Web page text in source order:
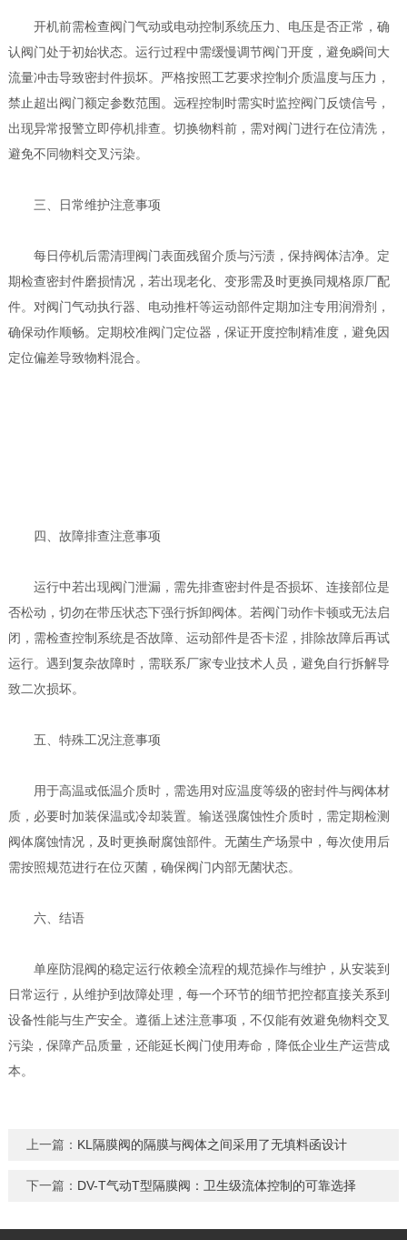
开机前需检查阀门气动或电动控制系统压力、电压是否正常，确
认阀门处于初始状态。运行过程中需缓慢调节阀门开度，避免瞬间大
流量冲击导致密封件损坏。严格按照工艺要求控制介质温度与压力，
禁止超出阀门额定参数范围。远程控制时需实时监控阀门反馈信号，
出现异常报警立即停机排查。切换物料前，需对阀门进行在位清洗，
避免不同物料交叉污染。
三 、日常维护注意事项
每日停机后需清理阀门表面残留介质与污渍，保持阀体洁净。定
期检查密封件磨损情况，若出现老化、变形需及时更换同规格原厂配
件。对阀门气动执行器、电动推杆等运动部件定期加注专用润滑剂，
确保动作顺畅。定期校准阀门定位器，保证开度控制精准度，避免因
定位偏差导致物料混合。
四 、故障排查注意事项
运行中若出现阀门泄漏，需先排查密封件是否损坏、连接部位是
否松动，切勿在带压状态下强行拆卸阀体。若阀门动作卡顿或无法启
闭，需检查控制系统是否故障、运动部件是否卡涩，排除故障后再试
运行。遇到复杂故障时，需联系厂家专业技术人员，避免自行拆解导
致二次损坏。
五 、特殊工况注意事项
用于高温或低温介质时，需选用对应温度等级的密封件与阀体材
质，必要时加装保温或冷却装置。输送强腐蚀性介质时，需定期检测
阀体腐蚀情况，及时更换耐腐蚀部件。无菌生产场景中，每次使用后
需按照规范进行在位灭菌，确保阀门内部无菌状态。
六、结语
单座防混阀的稳定运行依赖全流程的规范操作与维护，从安装到
日常运行，从维护到故障处理，每一个环节的细节把控都直接关系到
设备性能与生产安全。遵循上述注意事项，不仅能有效避免物料交叉
污染，保障产品质量，还能延长阀门使用寿命，降低企业生产运营成
本。
上一篇： KL隔膜阀的隔膜与阀体之间采用了无填料函设计
下一篇： DV-T气动T型隔膜阀：卫生级流体控制的可靠选择